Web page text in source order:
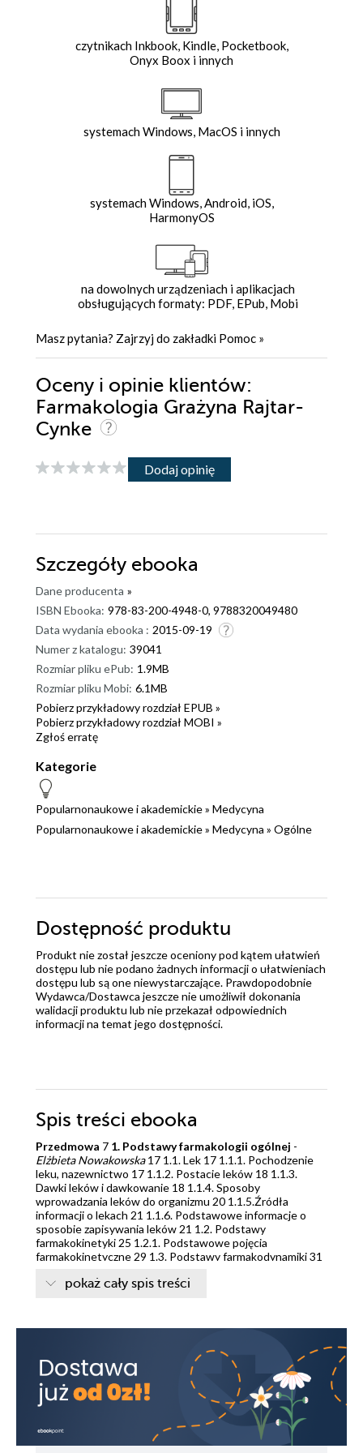
czytnikach Inkbook, Kindle, Pocketbook,
Onyx Boox i innych
systemach Windows, MacOS i innych
systemach Windows, Android, iOS,
HarmonyOS
na dowolnych urządzeniach i aplikacjach
obsługujących formaty: PDF, EPub, Mobi
Masz pytania? Zajrzyj do zakładki Pomoc »
Oceny i opinie klientów:
Farmakologia Grażyna Rajtar-
Cynke
Dodaj opinię
Szczegóły ebooka
Dane producenta »
ISBN Ebooka: 978-83-200-4948-0, 9788320049480
Data wydania ebooka : 2015-09-19
Numer z katalogu: 39041
Rozmiar pliku ePub: 1.9MB
Rozmiar pliku Mobi: 6.1MB
Pobierz przykładowy rozdział EPUB »
Pobierz przykładowy rozdział MOBI »
Zgłoś erratę
Kategorie
Popularnonaukowe i akademickie» Medycyna
Popularnonaukowe i akademickie» Medycyna » Ogólne
Dostępność produktu
Produkt nie został jeszcze oceniony pod kątem ułatwień
dostępu lub nie podano żadnych informacji o ułatwieniach
dostępu lub są one niewystarczające. Prawdopodobnie
Wydawca/Dostawca jeszcze nie umożliwił dokonania
walidacji produktu lub nie przekazał odpowiednich
informacji na temat jego dostępności.
Spis treści ebooka
Przedmowa 7 1. Podstawy farmakologii ogólnej -
Elżbieta Nowakowska17 1.1. Lek 17 1.1.1. Pochodzenie
leku, nazewnictwo 17 1.1.2. Postacie leków 18 1.1.3.
Dawki leków i dawkowanie 18 1.1.4. Sposoby
wprowadzania leków do organizmu 20 1.1.5.Źródła
informacji o lekach 21 1.1.6. Podstawowe informacje o
sposobie zapisywania leków 21 1.2. Podstawy
farmakokinetyki 25 1.2.1. Podstawowe pojęcia
farmakokinetyczne 29 1.3. Podstawy farmakodynamiki 31
leków 33 1.3.3. Interakcje leków 35 1.4. Podstawy
wpływające na układ przywspółczulny -Róża Julia
pobudzające czynność układu przywspółczulnego (leki
cholinomimetyczne) 44 2.1.2. Leki hamujące czynność
układu przywspółczulnego (cholinolityki,
parasympatykolityki) 47 2.2. Leki wpływające na układ
współczulny -
Róża Julia Wiśniewska, Konstanty
50 2.2.1. Leki pobudzające układ
adrenergiczny (sympatykomimetyki) 52 2.2.2. Leki
hamujące czynność układu współczulnego 58 2.3. Leki
pokaż cały spis treści